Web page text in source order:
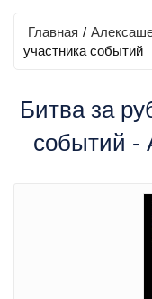
Главная /
участника событий
Битва за
событий -